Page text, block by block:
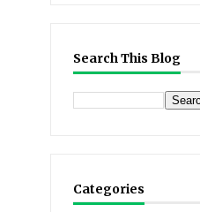
Search This Blog
Categories